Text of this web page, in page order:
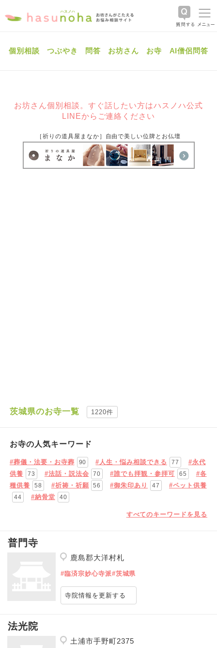
個別相談 つぶやき 問答 お坊さん お寺 AI僧侶問答
お坊さん個別相談。すぐ話したい方はハスノハ公式
LINEからご連絡ください
［祈りの道具屋まなか］自由で美しい位牌とお仏壇
茨城県のお寺一覧 1220件
お寺の人気キーワード
#葬儀・法要・お寺葬 90 #人生・悩み相談できる 77
#永代
供養
73 #法話・説法会 70 #誰でも拝観・参拝可 65
#各
種供養
58 #祈祷・祈願 56 #御朱印あり 47 #ペット供養
44 #納骨堂 40
すべてのキーワードを見る
普門寺
鹿島郡大洋村札
#臨済宗妙心寺派#茨城県
寺院情報を更新する
法光院
土浦市手野町2375